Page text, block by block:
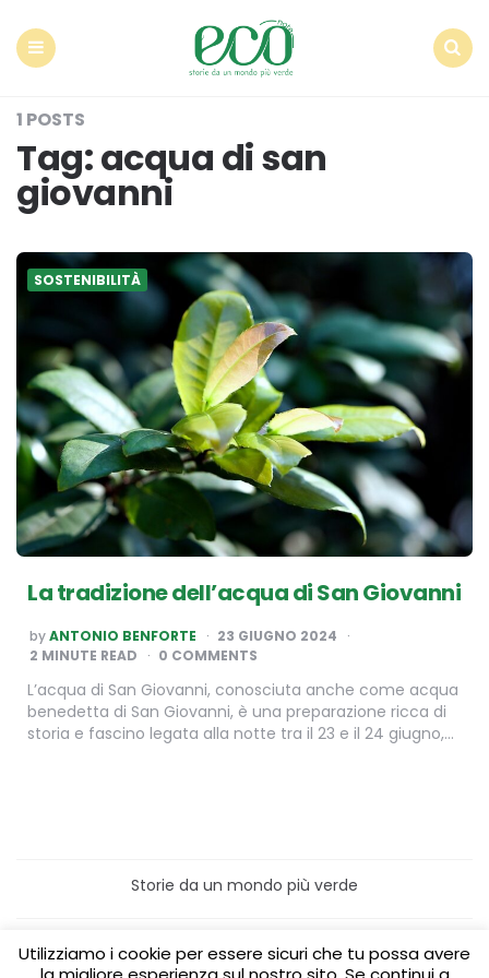
1 POSTS
Tag:acqua di san
giovanni
SOSTENIBILITÀ
La tradizione dell’acqua di San Giovanni
POSTED
BY
byANTONIO BENFORTE
23 GIUGNO 2024
2 MINUTE READ 0 COMMENTS
L’acqua di San Giovanni, conosciuta anche come acqua
benedetta di San Giovanni, è una preparazione ricca di
storia e fascino legata alla notte tra il 23 e il 24 giugno,…
Storie da un mondo più verde
Home
Turismo sostenibile
Laboratori/Visite per le scuole
Utilizziamo i cookie per essere sicuri che tu possa avere